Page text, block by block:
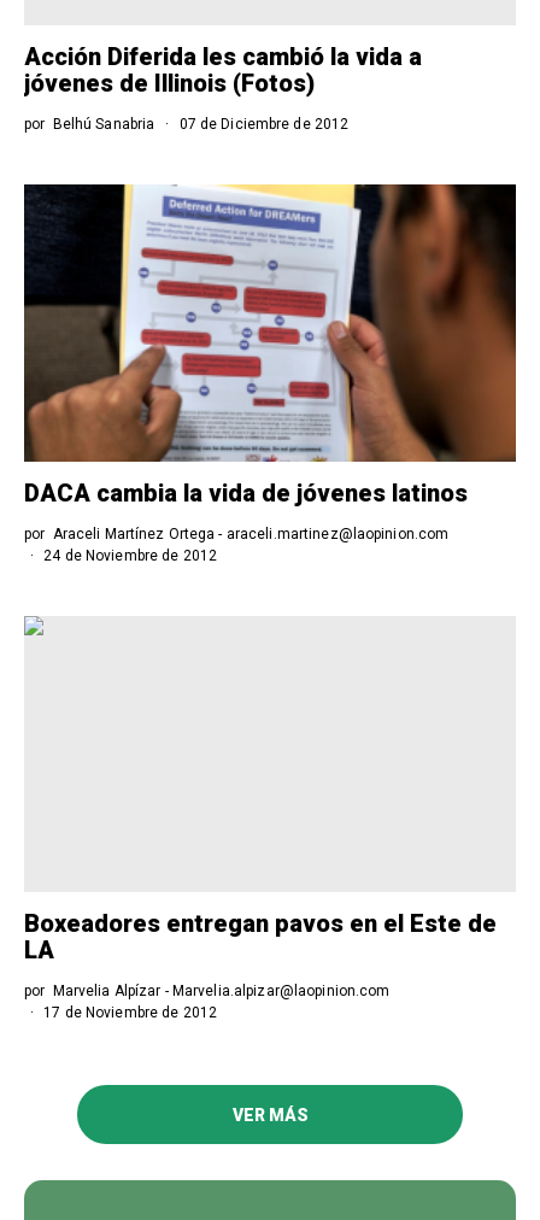
Acción Diferida les cambió la vida a
jóvenes de Illinois (Fotos)
por Belhú Sanabria 07 de Diciembre de 2012
DACA cambia la vida de jóvenes latinos
por Araceli Martínez Ortega - araceli.martinez@laopinion.com
24 de Noviembre de 2012
Boxeadores entregan pavos en el Este de
LA
por
Marvelia Alpízar - Marvelia.alpizar@laopinion.com
17 de Noviembre de 2012
VER MÁS